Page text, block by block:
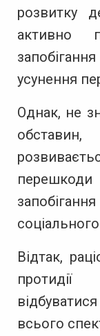
розвитку
активно
усунення
Однак, не
Відтак,
всього